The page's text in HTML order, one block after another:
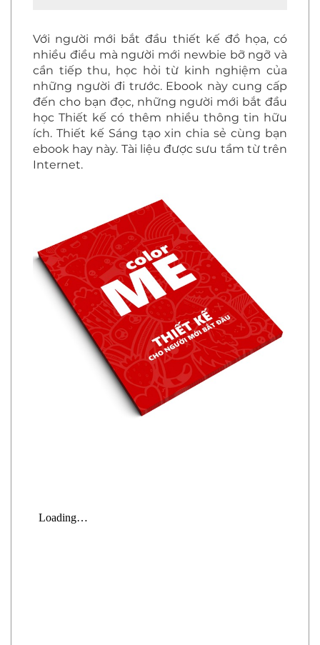
Với người mới bắt đầu thiết kế đồ họa, có
nhiều điều mà người mới newbie bỡ ngỡ và
cần tiếp thu, học hỏi từ kinh nghiệm của
những người đi trước. Ebook này cung cấp
đến cho bạn đọc, những người mới bắt đầu
học Thiết kế có thêm nhiều thông tin hữu
ích. Thiết kế Sáng tạo xin chia sẻ cùng bạn
ebook hay này. Tài liệu được sưu tầm từ trên
Internet.